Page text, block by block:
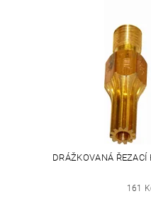
DRÁŽKOVANÁ
161